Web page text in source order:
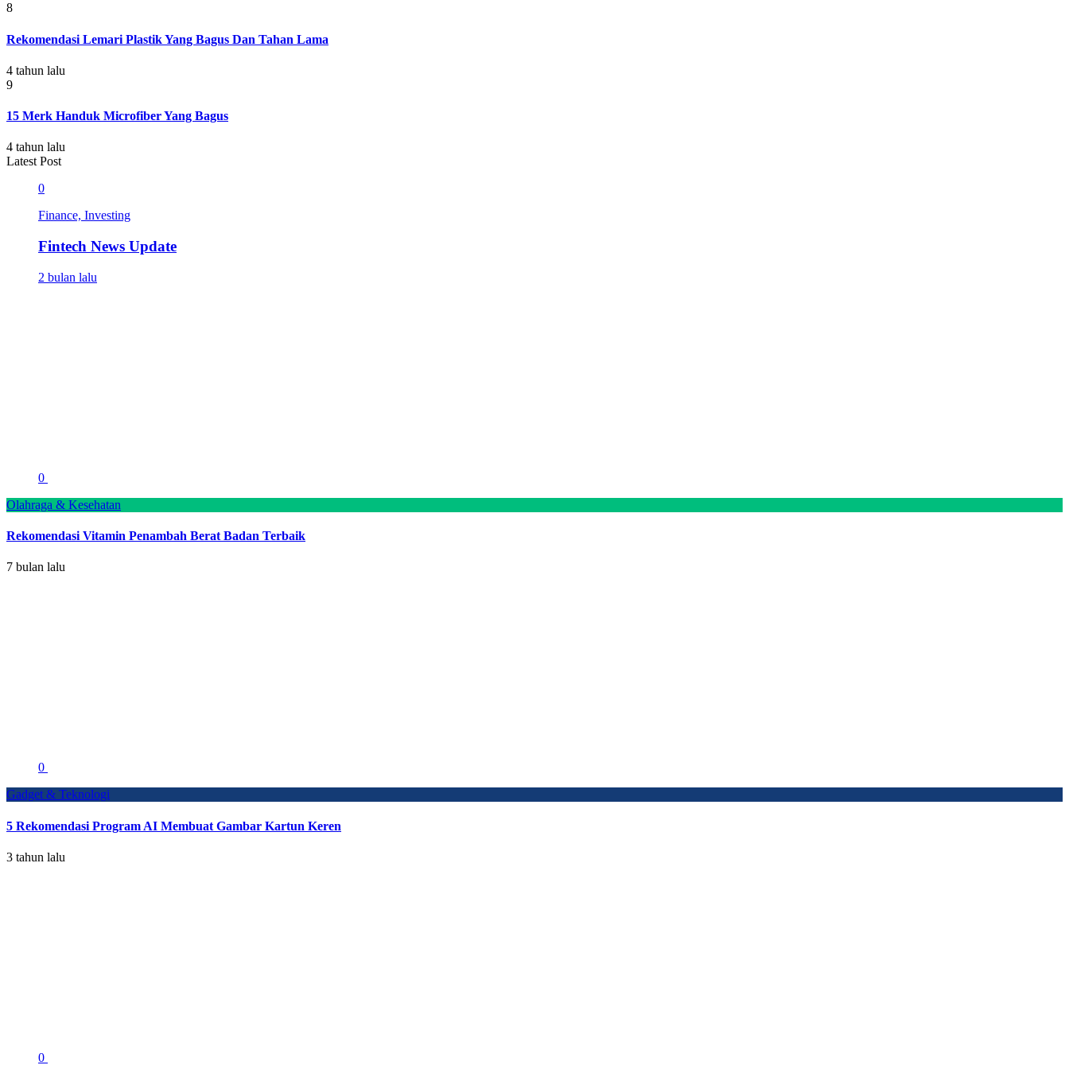
8
Rekomendasi Lemari Plastik Yang Bagus Dan Tahan Lama
4 tahun lalu
9
15 Merk Handuk Microfiber Yang Bagus
4 tahun lalu
Latest Post
0
Finance, Investing
Fintech News Update
2 bulan lalu
0
Olahraga & Kesehatan
Rekomendasi Vitamin Penambah Berat Badan Terbaik
7 bulan lalu
0
Gadget & Teknologi
5 Rekomendasi Program AI Membuat Gambar Kartun Keren
3 tahun lalu
0